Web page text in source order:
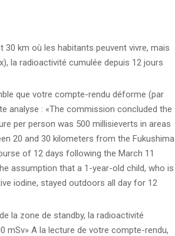
30 km où les habitants peuvent vivre, mais
la radioactivité cumulée depuis 12 jours
que votre compte-rendu déforme (par
analyse : «The commission concluded the
per person was 500 millisieverts in areas
20 and 30 kilometers from the Fukushima
of 12 days following the March 11
assumption that a 1-year-old child, who is
iodine, stayed outdoors all day for 12
la zone de standby, la radioactivité
mSv» A la lecture de votre compte-rendu,